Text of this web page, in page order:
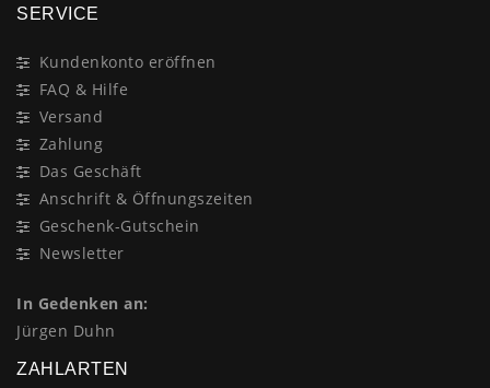
SERVICE
Kundenkonto eröffnen
FAQ & Hilfe
Versand
Zahlung
Das Geschäft
Anschrift & Öffnungszeiten
Geschenk-Gutschein
Newsletter
In Gedenken an:
Jürgen Duhn
ZAHLARTEN